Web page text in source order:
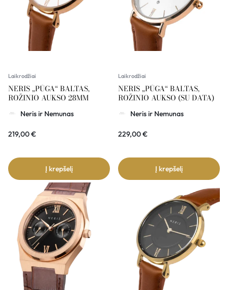
Laikrodžiai
NERIS „PŪGA“ BALTAS,
ROŽINIO AUKSO 28MM
Neris ir Nemunas
219,00€
Į krepšelį
Laikrodžiai
NERIS „PŪGA“ BALTAS,
ROŽINIO AUKSO (SU DATA)
Neris ir Nemunas
229,00€
Į krepšelį